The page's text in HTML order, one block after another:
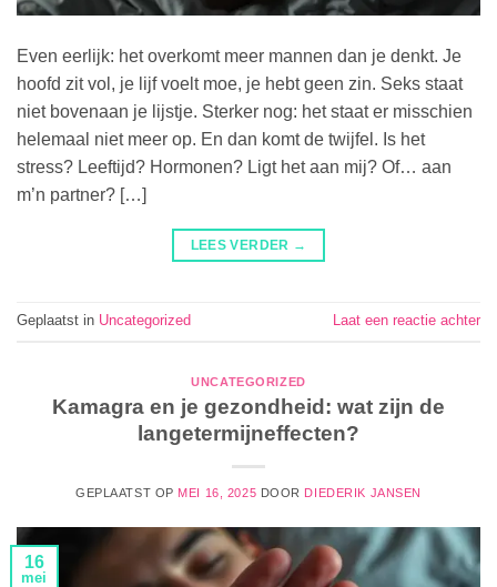
Even eerlijk: het overkomt meer mannen dan je denkt. Je
hoofd zit vol, je lijf voelt moe, je hebt geen zin. Seks staat
niet bovenaan je lijstje. Sterker nog: het staat er misschien
helemaal niet meer op. En dan komt de twijfel. Is het
stress? Leeftijd? Hormonen? Ligt het aan mij? Of… aan
m’n partner? […]
LEES VERDER →
Geplaatst in Uncategorized Laat een reactie achter
UNCATEGORIZED
Kamagra en je gezondheid: wat zijn de
langetermijneffecten?
GEPLAATST OP MEI 16, 2025 DOOR DIEDERIK JANSEN
16
mei